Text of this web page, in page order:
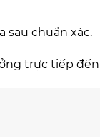
sau chuẩn xác.
trực tiếp